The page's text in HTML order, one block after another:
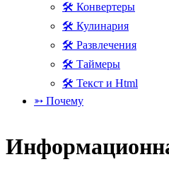
🛠 Конвертеры
🛠 Кулинария
🛠 Развлечения
🛠 Таймеры
🛠 Текст и Html
➳ Почему